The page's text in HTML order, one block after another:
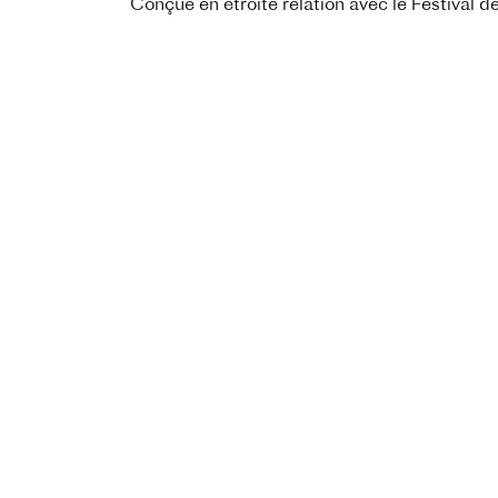
Conçue en étroite relation avec le Festival